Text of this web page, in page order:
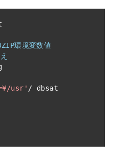
環境変数値
usr' / dbsat